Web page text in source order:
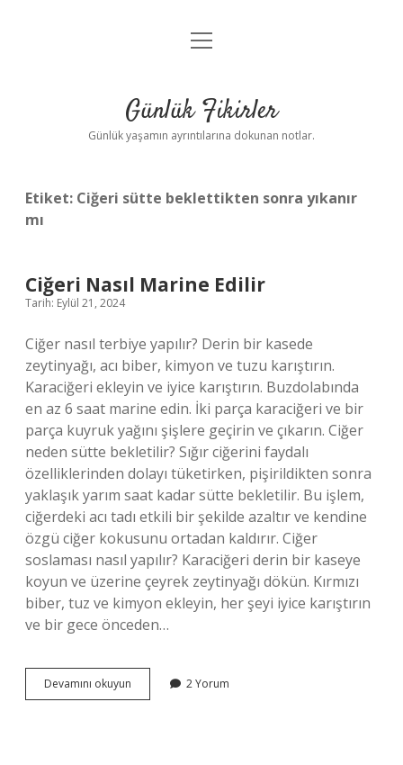
Anasayfa
Yasal Uyarı
menüyü
Günlük Fikirler
Günlük yaşamın ayrıntılarına dokunan notlar.
Etiket: Ciğeri sütte beklettikten sonra yıkanır
mı
Ciğeri Nasıl Marine Edilir
Tarih: Eylül 21, 2024
Ciğer nasıl terbiye yapılır? Derin bir kasede
zeytinyağı, acı biber, kimyon ve tuzu karıştırın.
Karaciğeri ekleyin ve iyice karıştırın. Buzdolabında
en az 6 saat marine edin. İki parça karaciğeri ve bir
parça kuyruk yağını şişlere geçirin ve çıkarın. Ciğer
neden sütte bekletilir? Sığır ciğerini faydalı
özelliklerinden dolayı tüketirken, pişirildikten sonra
yaklaşık yarım saat kadar sütte bekletilir. Bu işlem,
ciğerdeki acı tadı etkili bir şekilde azaltır ve kendine
özgü ciğer kokusunu ortadan kaldırır. Ciğer
soslaması nasıl yapılır? Karaciğeri derin bir kaseye
koyun ve üzerine çeyrek zeytinyağı dökün. Kırmızı
biber, tuz ve kimyon ekleyin, her şeyi iyice karıştırın
ve bir gece önceden…
Devamını okuyun
Nasıl
2 Yorum